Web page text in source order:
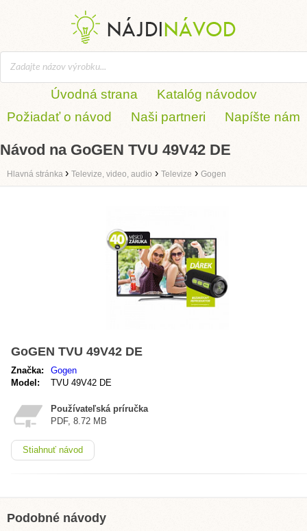
Úvodná strana
Katalóg návodov
Požiadať o návod
Naši partneri Napíšte nám
Návod na GoGEN TVU 49V42 DE
Hlavná stránka › Televize, video, audio › Televize › Gogen
GoGEN TVU 49V42 DE
Značka:
Gogen
Model:
TVU 49V42 DE
Používateľská príručka
PDF, 8.72 MB
Stiahnuť návod
Podobné návody